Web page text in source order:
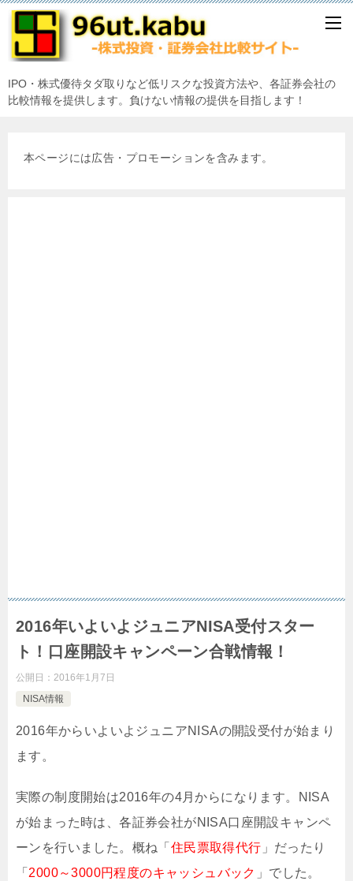
IPO・株式優待タダ取りなど低リスクな投資方法や、各証券会社の
比較情報を提供します。負けない情報の提供を目指します！
本ページには広告・プロモーションを含みます。
2016年いよいよジュニアNISA受付スター
ト！口座開設キャンペーン合戦情報！
公開日： 2016年1月7日
NISA情報
2016年からいよいよジュニアNISAの開設受付が始まり
ます。
実際の制度開始は2016年の4月からになります。NISA
が始まった時は、各証券会社がNISA口座開設キャンペ
ーンを行いました。概ね「 住民票取得代行 」だったり
「 2000～3000円程度のキャッシュバック 」でした。